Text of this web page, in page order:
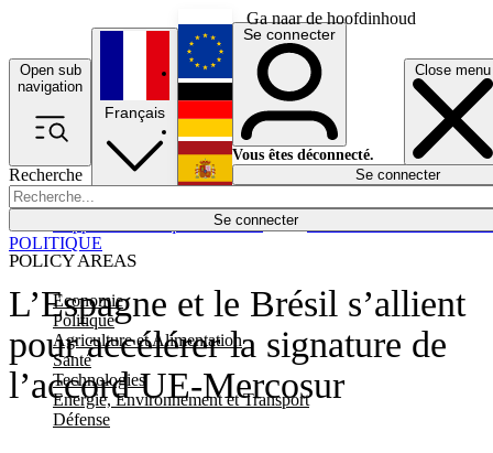
Ga naar de hoofdinhoud
Open sub
navigation
Close menu
Recherche
Se connecter
POLICY AREAS
Economie
Politique
Agriculture et Alimentation
Santé
Technologies
Energie, Environnement et Transport
Défense
Économie
Français
English
Deutsch
Español
Se connecter
Vous êtes déconnecté.
Se connecter
L’Espagne et le Brésil s’allient
pour accélérer la signature de
l’accord UE-Mercosur
POLITIQUE